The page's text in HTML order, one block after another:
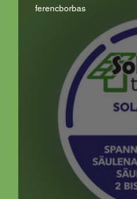
ferencborbas